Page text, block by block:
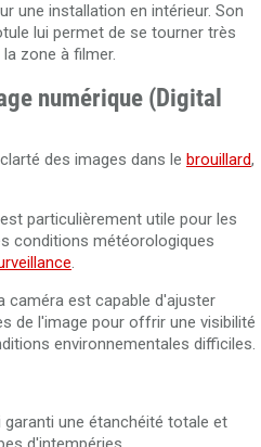
une installation en intérieur. Son
lui permet de se tourner très
zone à filmer.
numérique (Digital
des images dans le brouillard,
est particulièrement utile pour les
conditions météorologiques
.
caméra est capable d'ajuster
de l'image pour offrir une visibilité
environnementales difficiles.
garanti une étanchéité totale et